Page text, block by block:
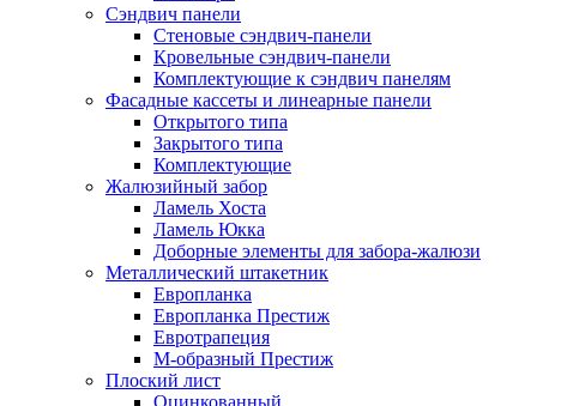
Сэндвич панели
Стеновые сэндвич-панели
Кровельные сэндвич-панели
Комплектующие к сэндвич панелям
Фасадные кассеты и линеарные панели
Открытого типа
Закрытого типа
Комплектующие
Жалюзийный забор
Ламель Хоста
Ламель Юкка
Доборные элементы для забора-жалюзи
Металлический штакетник
Европланка
Европланка Престиж
Евротрапеция
М-образный Престиж
Плоский лист
Оцинкованный